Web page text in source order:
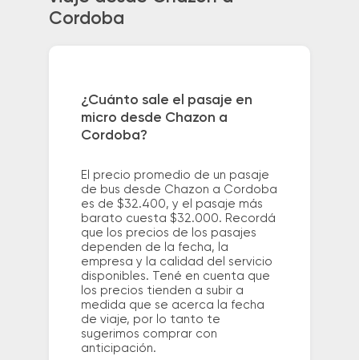
Cordoba
¿Cuánto sale el pasaje en
micro desde Chazon a
Cordoba?
El precio promedio de un pasaje
de bus desde Chazon a Cordoba
es de $32.400, y el pasaje más
barato cuesta $32.000. Recordá
que los precios de los pasajes
dependen de la fecha, la
empresa y la calidad del servicio
disponibles. Tené en cuenta que
los precios tienden a subir a
medida que se acerca la fecha
de viaje, por lo tanto te
sugerimos comprar con
anticipación.